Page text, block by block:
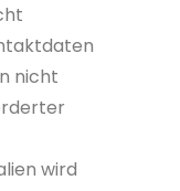
nicht
wird